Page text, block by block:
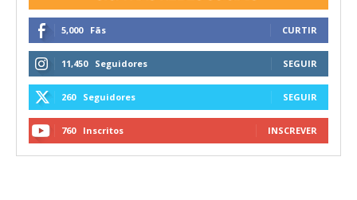
5,000 Fãs CURTIR
11,450 Seguidores SEGUIR
260 Seguidores SEGUIR
760 Inscritos INSCREVER